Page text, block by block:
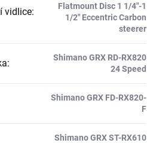
vidlice:
Flatmount Disc 1 1/4"-1
1/2" Eccentric Carbon
steerer
:
Shimano GRX RD-RX820
24 Speed
Shimano GRX FD-RX820-
F
Shimano GRX ST-RX610